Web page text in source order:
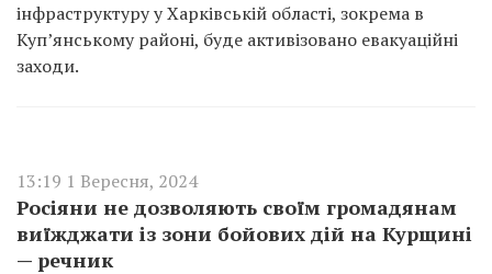
інфраструктуру у Харківській області, зокрема в
Куп’янському районі, буде активізовано евакуаційні
заходи.
13:19 1 Вересня, 2024
Росіяни не дозволяють своїм громадянам
виїжджати із зони бойових дій на Курщині
— речник